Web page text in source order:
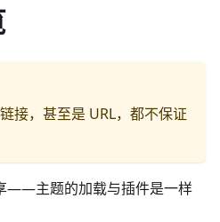
接，甚至是 URL，都不保证
——主题的加载与插件是一样